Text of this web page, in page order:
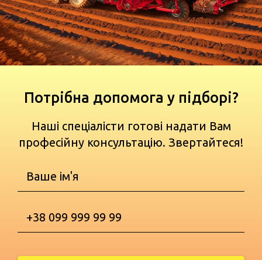
Потрібна допомога у підборі?
Наші спеціалісти готові надати Вам
професійну консультацію. Звертайтеся!